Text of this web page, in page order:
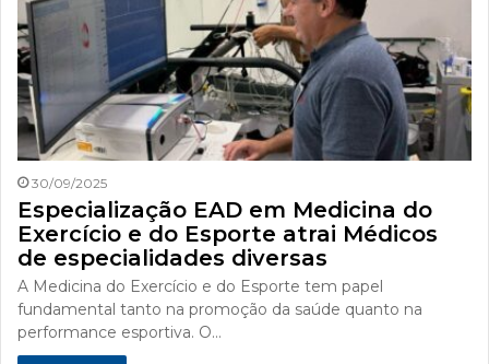
30/09/2025
Especialização EAD em Medicina do
Exercício e do Esporte atrai Médicos
de especialidades diversas
A Medicina do Exercício e do Esporte tem papel
fundamental tanto na promoção da saúde quanto na
performance esportiva. O…